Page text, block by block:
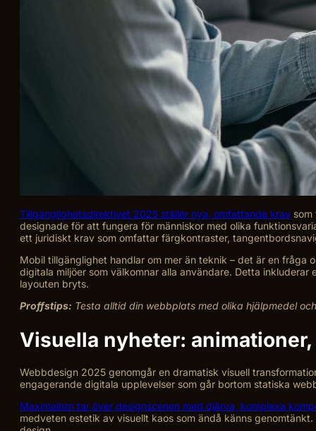
Tillgänglighetsdirektivet 2025 ställer nya, omfattande krav
designade för att fungera för människor med olika
ett juridiskt krav som omfattar färgkontraster,
Mobil tillgänglighet handlar om mer än teknik – det är en
digitala miljöer som välkomnar alla användare. Detta
layouten bryts.
Proffstips: Testa alltid din webbplats med olika hjälpmedel
Visuella nyheter:
Webbdesign 2025 genomgår en dramatisk visuell
engagerande digitala upplevelser som går bortom statiska
Maximalism tar över designscenen med djärva, komplexa
medveten estetik av visuellt kaos som ändå känns